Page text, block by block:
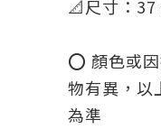
📐尺寸：
⭕️ 顏色或
物有異，以
為準